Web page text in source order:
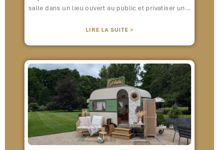
salle dans un lieu ouvert au public et privatiser un…
LIRE LA SUITE >